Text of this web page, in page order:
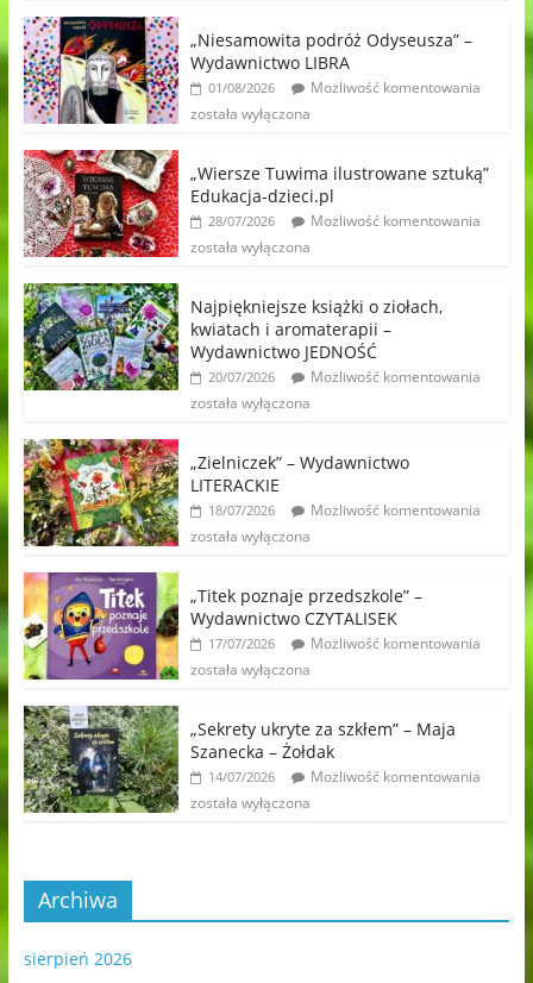
„Niesamowita podróż Odyseusza” –
Wydawnictwo LIBRA
01/08/2026
Możliwość komentowania
została wyłączona
„Wiersze Tuwima ilustrowane sztuką”
Edukacja-dzieci.pl
28/07/2026
Możliwość komentowania
została wyłączona
Najpiękniejsze książki o ziołach,
kwiatach i aromaterapii –
Wydawnictwo JEDNOŚĆ
20/07/2026
Możliwość komentowania
została wyłączona
„Zielniczek” – Wydawnictwo
LITERACKIE
18/07/2026
Możliwość komentowania
została wyłączona
„Titek poznaje przedszkole” –
Wydawnictwo CZYTALISEK
17/07/2026
Możliwość komentowania
została wyłączona
„Sekrety ukryte za szkłem” – Maja
Szanecka – Żołdak
14/07/2026
Możliwość komentowania
została wyłączona
Archiwa
sierpień 2026